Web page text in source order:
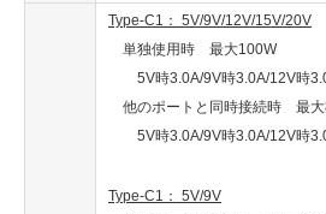
Type-C1： 5V/9V/12V/15V/20V
単独使用時 最大100W
5V時3.0A/9V時3.0A/12V時
他のポートと同時接続時 最大
5V時3.0A/9V時3.0A/12V時
Type-C1： 5V/9V